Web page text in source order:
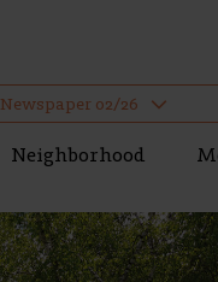
Newspaper 02/26
Neighborhood